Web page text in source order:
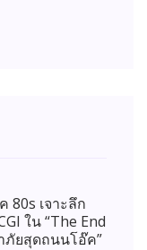
80s เจาะลึก
ใน “The End
ภัยสุดถนนโอ๊ค”